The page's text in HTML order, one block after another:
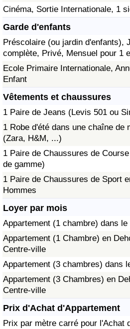
Cinéma, Sortie Internationale, 1
Garde d'enfants
Préscolaire (ou jardin d'enfants),
complète, Privé, Mensuel pour 1
Ecole Primaire Internationale,
Enfant
Vêtements et chaussures
1 Paire de Jeans (Levis 501 ou
1 Robe d'été dans une chaîne de
(Zara, H&M, ...)
1 Paire de Chaussures de
de gamme)
1 Paire de Chaussures de Sport
Hommes
Loyer par mois
Appartement (1 chambre) dans
Appartement (1 Chambre) en
Centre-ville
Appartement (3 chambres) dans
Appartement (3 Chambres) en
Centre-ville
Prix d'Achat d'Appartement
Prix par mètre carré pour l'Achat